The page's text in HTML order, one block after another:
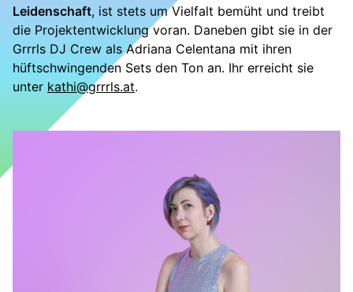
Leidenschaft, ist stets um Vielfalt bemüht und treibt
die Projektentwicklung voran. Daneben gibt sie in der
Grrrls DJ Crew als Adriana Celentana mit ihren
hüftschwingenden Sets den Ton an. Ihr erreicht sie
unter kathi@grrrls.at.